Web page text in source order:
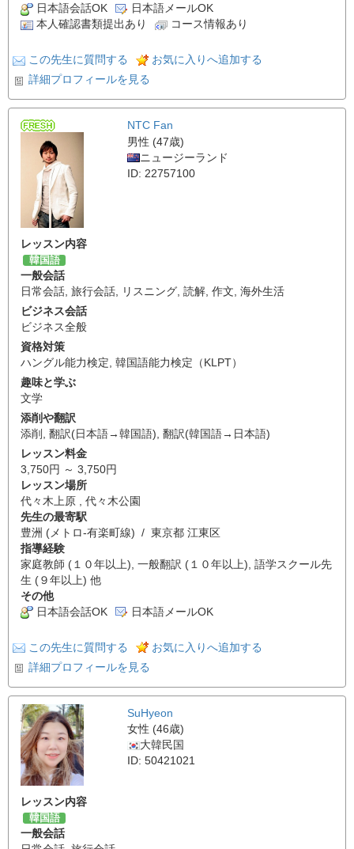
日本語会話OK
日本語メールOK
本人確認書類提出あり
コース情報あり
この先生に質問する
お気に入りへ追加する
詳細プロフィールを見る
NTC Fan
男性 (47歳)
ニュージーランド
ID: 22757100
レッスン内容
韓国語
一般会話
日常会話 旅行会話 リスニング 読解 作文 海外生活
ビジネス会話
ビジネス全般
資格対策
ハングル能力検定 韓国語能力検定（KLPT）
趣味と学ぶ
文学
添削や翻訳
添削 翻訳(日本語→韓国語) 翻訳(韓国語→日本語)
レッスン料金
3,750円 ～ 3,750円
レッスン場所
代々木上原 , 代々木公園
先生の最寄駅
豊洲 (メトロ-有楽町線) / 東京都 江東区
指導経験
家庭教師 (１０年以上), 一般翻訳 (１０年以上), 語学スクール先
生 (９年以上) 他
その他
日本語会話OK
日本語メールOK
この先生に質問する
お気に入りへ追加する
詳細プロフィールを見る
SuHyeon
女性 (46歳)
大韓民国
ID: 50421021
レッスン内容
韓国語
一般会話